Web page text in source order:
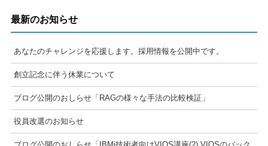
最新のお知らせ
あなたのチャレンジを応援します。採用情報を公開中です。
創立記念に伴う休業について
ブログ公開のおしらせ「RAGの様々な手法の比較検証」
役員改選のお知らせ